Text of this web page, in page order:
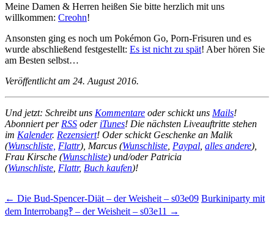
Meine Damen & Herren heißen Sie bitte herzlich mit uns
willkommen: Creohn!
Ansonsten ging es noch um Pokémon Go, Porn-Frisuren und es
wurde abschließend festgestellt: Es ist nicht zu spät! Aber hören Sie
am Besten selbst…
Veröffentlicht am 24. August 2016.
Und jetzt: Schreibt uns Kommentare oder schickt uns Mails!
Abonniert per RSS oder iTunes! Die nächsten Liveauftritte stehen
im Kalender. Rezensiert! Oder schickt Geschenke an Malik
(Wunschliste, Flattr), Marcus (Wunschliste Paypal alles andere),
Frau Kirsche (Wunschliste) und/oder Patricia
(Wunschliste Flattr, Buch kaufen)!
Beitragsnavigation
← Die Bud-Spencer-Diät – der Weisheit – s03e09 Burkiniparty mit
dem Interrobang‽ – der Weisheit – s03e11 →